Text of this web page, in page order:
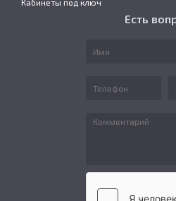
Кабинеты под ключ
Есть